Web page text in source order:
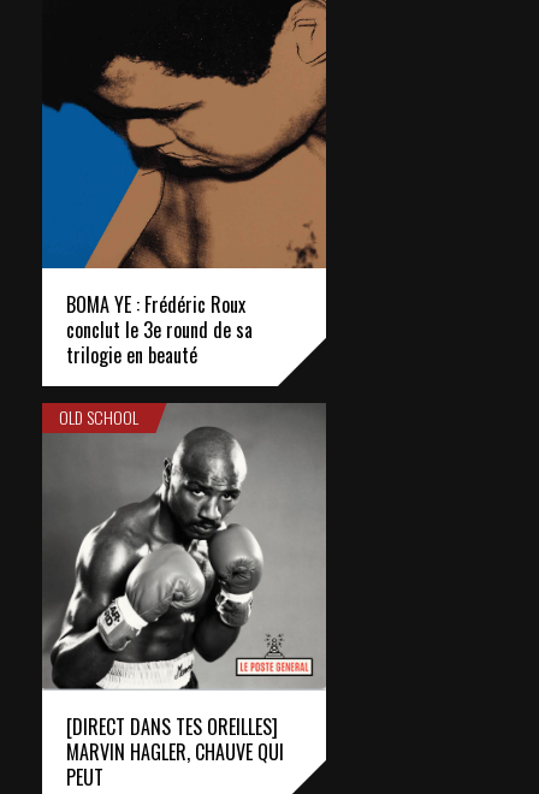
BOMA YE : Frédéric Roux
conclut le 3e round de sa
trilogie en beauté
OLD SCHOOL
[DIRECT DANS TES OREILLES]
MARVIN HAGLER, CHAUVE QUI
PEUT